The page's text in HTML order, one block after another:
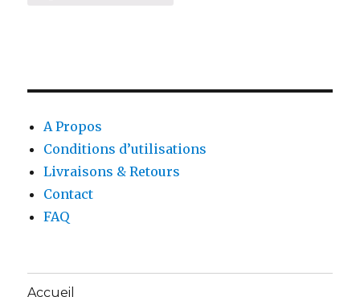
A Propos
Conditions d’utilisations
Livraisons & Retours
Contact
FAQ
Accueil